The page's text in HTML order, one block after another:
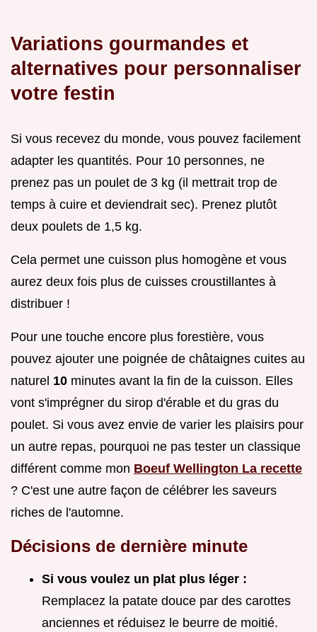
Variations gourmandes et
alternatives pour personnaliser
votre festin
Si vous recevez du monde, vous pouvez facilement
adapter les quantités. Pour 10 personnes, ne
prenez pas un poulet de 3 kg (il mettrait trop de
temps à cuire et deviendrait sec). Prenez plutôt
deux poulets de 1,5 kg.
Cela permet une cuisson plus homogène et vous
aurez deux fois plus de cuisses croustillantes à
distribuer !
Pour une touche encore plus forestière, vous
pouvez ajouter une poignée de châtaignes cuites au
naturel 10 minutes avant la fin de la cuisson. Elles
vont s'imprégner du sirop d'érable et du gras du
poulet. Si vous avez envie de varier les plaisirs pour
un autre repas, pourquoi ne pas tester un classique
différent comme mon Boeuf Wellington La recette
? C'est une autre façon de célébrer les saveurs
riches de l'automne.
Décisions de dernière minute
Si vous voulez un plat plus léger :
Remplacez la patate douce par des carottes
anciennes et réduisez le beurre de moitié.